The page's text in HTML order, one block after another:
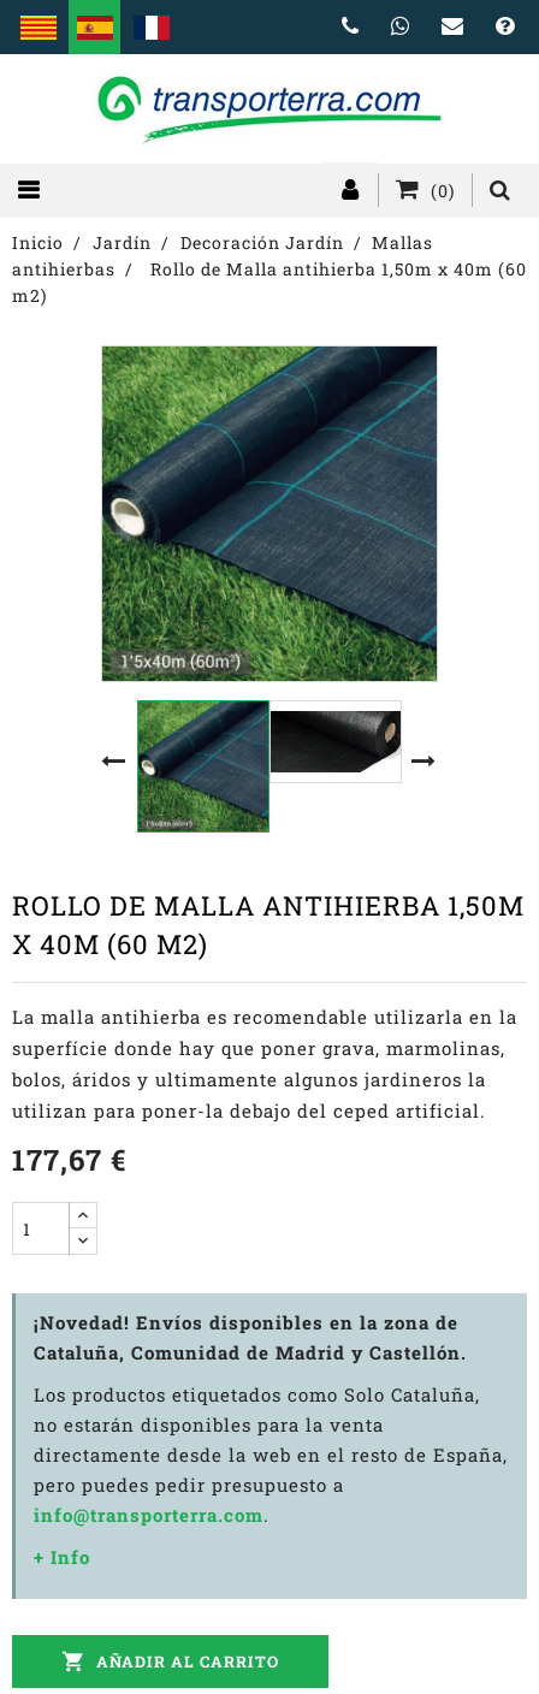
(0)
Inicio Jardín Decoración Jardín
Mallas
antihierbas
Rollo de Malla antihierba 1,50m x 40m (60
m2)
ROLLO DE MALLA ANTIHIERBA 1,50M
X 40M (60 M2)
La malla antihierba es recomendable utilizarla en la
superfície donde hay que poner grava, marmolinas,
bolos, áridos y ultimamente algunos jardineros la
utilizan para poner-la debajo del ceped artificial.
177,67 €
¡Novedad! Envíos disponibles en la zona de
Cataluña, Comunidad de Madrid y Castellón.
Los productos etiquetados como Solo Cataluña,
no estarán disponibles para la venta
directamente desde la web en el resto de España,
pero puedes pedir presupuesto a
info@transporterra.com.
+ Info
 AÑADIR AL CARRITO